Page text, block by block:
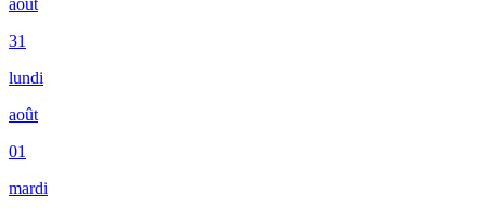
août
31
lundi
août
01
mardi